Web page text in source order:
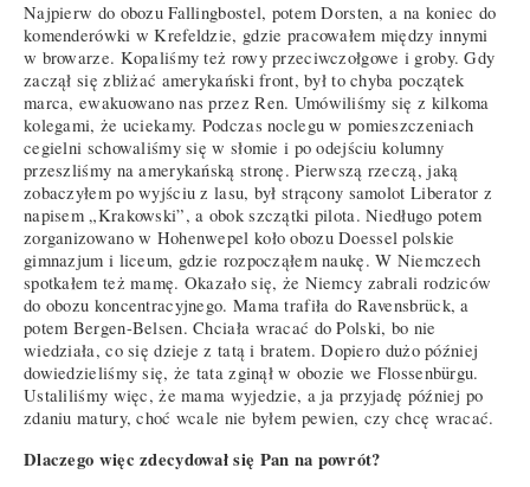
Najpierw do obozu Fallingbostel, potem Dorsten, a na koniec do
komenderówki w Krefeldzie, gdzie pracowałem między innymi
w browarze. Kopaliśmy też rowy przeciwczołgowe i groby. Gdy
zaczął się zbliżać amerykański front, był to chyba początek
marca, ewakuowano nas przez Ren. Umówiliśmy się z kilkoma
kolegami, że uciekamy. Podczas noclegu w pomieszczeniach
cegielni schowaliśmy się w słomie i po odejściu kolumny
przeszliśmy na amerykańską stronę. Pierwszą rzeczą, jaką
zobaczyłem po wyjściu z lasu, był strącony samolot Liberator z
napisem „Krakowski”, a obok szczątki pilota. Niedługo potem
zorganizowano w Hohenwepel koło obozu Doessel polskie
gimnazjum i liceum, gdzie rozpocząłem naukę. W Niemczech
spotkałem też mamę. Okazało się, że Niemcy zabrali rodziców
do obozu koncentracyjnego. Mama trafiła do Ravensbrück, a
potem Bergen-Belsen. Chciała wracać do Polski, bo nie
wiedziała, co się dzieje z tatą i bratem. Dopiero dużo później
dowiedzieliśmy się, że tata zginął w obozie we Flossenbürgu.
Ustaliliśmy więc, że mama wyjedzie, a ja przyjadę później po
zdaniu matury, choć wcale nie byłem pewien, czy chcę wracać.
Dlaczego więc zdecydował się Pan na powrót?